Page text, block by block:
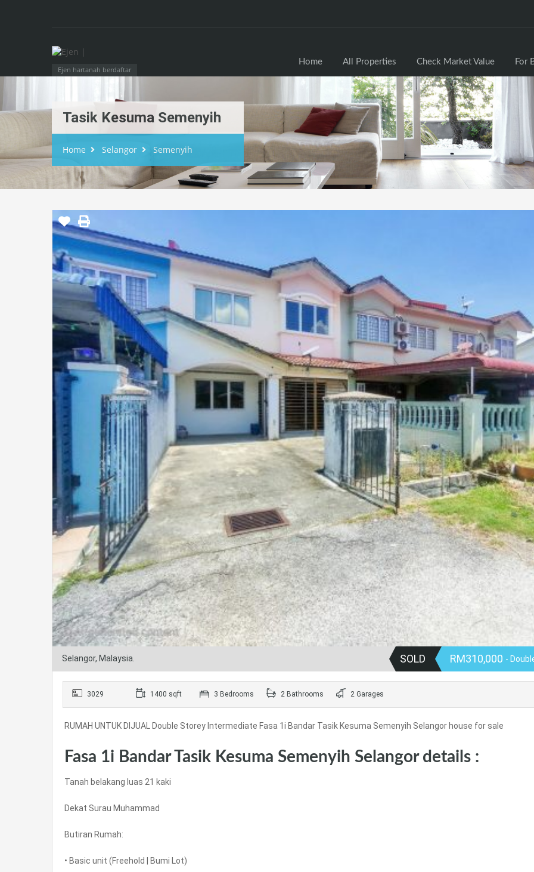
Ejen hartanah berdaftar
Home All Properties Check Market Value For
Tasik Kesuma Semenyih
Home Selangor Semenyih
Selangor, Malaysia. SOLD RM310,000 -
3029 1400 sqft 3 Bedrooms 2 Bathrooms 2 Garages
RUMAH UNTUK DIJUAL Double Storey Intermediate Fasa 1i Bandar Tasik Kesuma Semenyih Selangor house for sale
Fasa 1i Bandar Tasik Kesuma Semenyih Selangor details :
Tanah belakang luas 21 kaki
Dekat Surau Muhammad
Butiran Rumah:
• Basic unit (Freehold | Bumi Lot)